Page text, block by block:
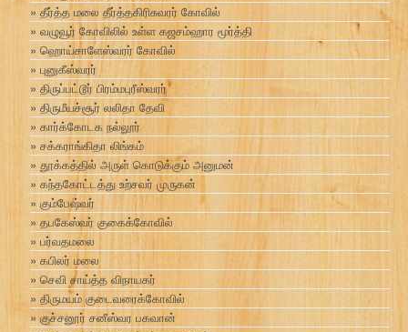
தீர்த்த மலை தீர்த்தகிரிசுவரர் கோவில்
வழுவூர் கோவிலில் உள்ள கஜசம்ஹார மூர்த்தி
ஹொய்சாளேஸ்வரர் கோவில்
புனுகீஸ்வரர்
திருப்பட்டூர் பிரம்மபுரீஸ்வரர்
திருமீயச்சூர் லலிதா தேவி
கார்க்கோடக நல்லூர்
சக்கராங்கிதா லிங்கம்
தூக்கத்தில் அருள் கொடுக்கும் அனுமன்
கந்தகோட்டத்து உற்சவர் முருகன்
கும்பேஷ்வர்
தபகேஸ்வர் குகைக்கோவில்
பர்வதமலை
கபிலர் மலை
செவி சாய்த்த விநாயகர்
திருமயம் குடைவரைக்கோவில்
குச்சனூர் சனீஸ்வர பகவான்